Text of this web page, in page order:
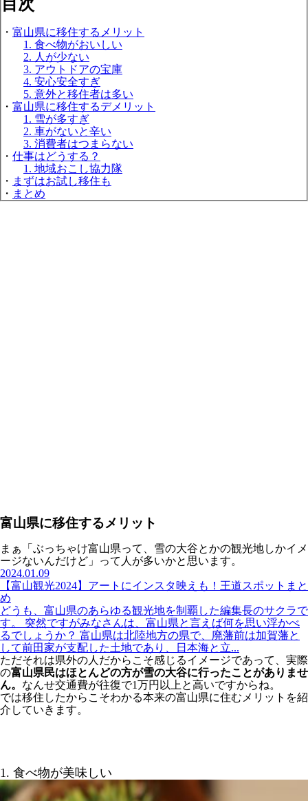
目次
・ 富山県に移住するメリット
1. 食べ物がおいしい
2. 人が少ない
3. アウトドアの宝庫
4. 安心安全すぎ
5. 意外と移住者は多い
・ 富山県に移住するデメリット
1. 雪が多すぎ
2. 車がないと辛い
3. 消費者はつまらない
・ 仕事はどうする？
1. 地域おこし協力隊
・ まずはお試し移住も
・ まとめ
富山県に移住するメリット
まぁ「ぶっちゃけ富山県って、雪の大谷とかの観光地しかイメ
ージないんだけど」って人が多いかと思います。
2024.01.09
【富山観光2024】アートにインスタ映えも！王道スポットまと
め
どうも、富山県のあらゆる観光地を制覇した編集長のサクラで
す。 突然ですがみなさんは、富山県と言えば何を思い浮かべ
るでしょうか？ 富山県は北陸地方の県で、廃藩前は加賀藩と
して前田家が支配した土地であり、日本海と立...
ただそれは県外の人だからこそ感じるイメージであって、実際
の富山県民はほとんどの方が雪の大谷に行ったことがありませ
ん。 なんせ交通費が往復で1万円以上と高いですからね。
では移住したからこそわかる本来の富山県に住むメリットを紹
介していきます。
1. 食べ物が美味しい